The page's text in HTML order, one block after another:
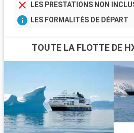
LES PRESTATIONS NON
LES FORMALITÉS DE DÉPART
TOUTE LA FLOTTE DE